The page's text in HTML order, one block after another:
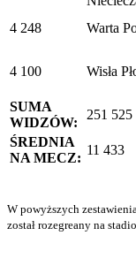
4 248 Warta
4 100 Wisła
SUMA
WIDZÓW:
251 525
ŚREDNIA
NA MECZ:
11 433
W powyższych
został rozegreany na